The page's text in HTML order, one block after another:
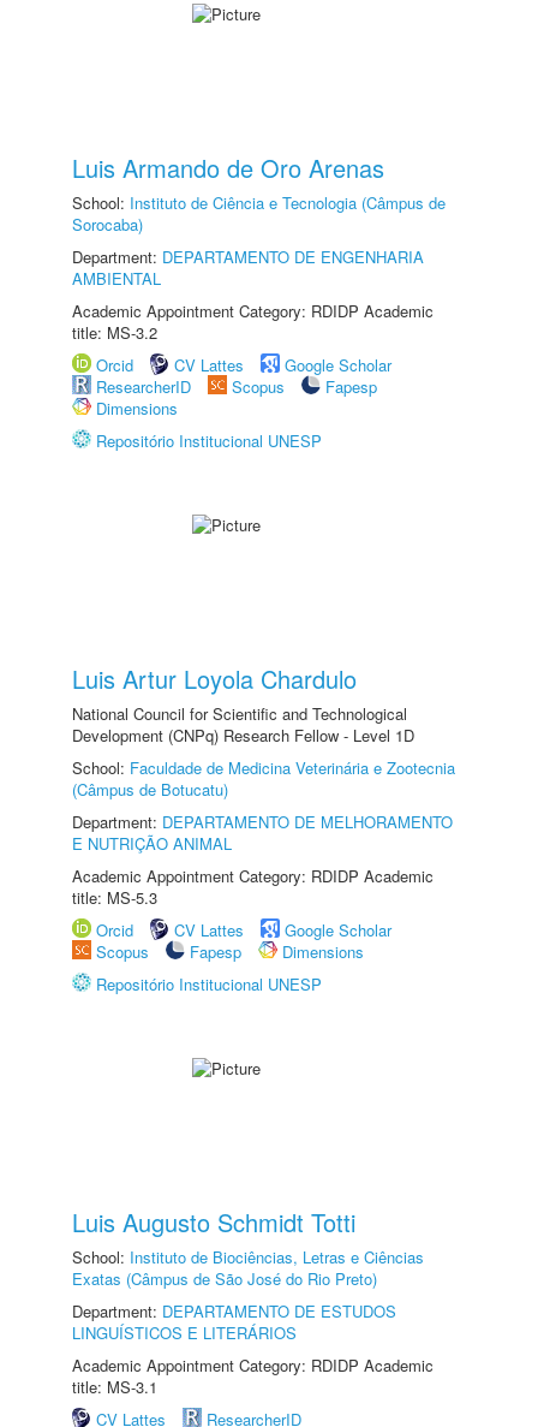
Luis Armando de Oro Arenas
School: Instituto de Ciência e Tecnologia (Câmpus de
Sorocaba)
Department: DEPARTAMENTO DE ENGENHARIA
AMBIENTAL
Academic Appointment Category: RDIDP Academic
title: MS-3.2
Orcid
CV Lattes
Google Scholar
ResearcherID
Scopus
Fapesp
Dimensions
Repositório Institucional UNESP
Luis Artur Loyola Chardulo
National Council for Scientific and Technological
Development (CNPq) Research Fellow - Level 1D
School: Faculdade de Medicina Veterinária e Zootecnia
(Câmpus de Botucatu)
Department: DEPARTAMENTO DE MELHORAMENTO
E NUTRIÇÃO ANIMAL
Academic Appointment Category: RDIDP Academic
title: MS-5.3
Orcid
CV Lattes
Google Scholar
Scopus
Fapesp
Dimensions
Repositório Institucional UNESP
Luis Augusto Schmidt Totti
School: Instituto de Biociências, Letras e Ciências
Exatas (Câmpus de São José do Rio Preto)
Department: DEPARTAMENTO DE ESTUDOS
LINGUÍSTICOS E LITERÁRIOS
Academic Appointment Category: RDIDP Academic
title: MS-3.1
CV Lattes
ResearcherID